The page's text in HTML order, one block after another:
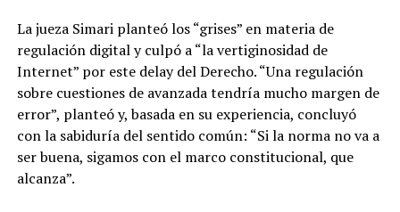
La jueza Simari planteó los “grises” en materia de
regulación digital y culpó a “la vertiginosidad de
Internet” por este delay del Derecho. “Una regulación
sobre cuestiones de avanzada tendría mucho margen de
error”, planteó y, basada en su experiencia, concluyó
con la sabiduría del sentido común: “Si la norma no va a
ser buena, sigamos con el marco constitucional, que
alcanza”.